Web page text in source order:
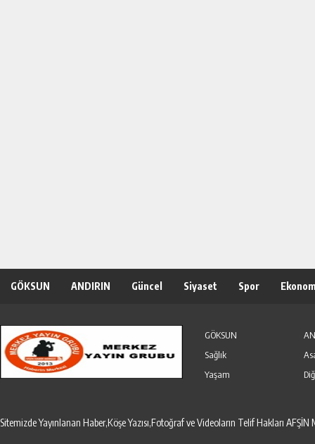
GÖKSUN ANDIRIN Güncel Siyaset Spor
GÖKSUN
Sağlık
Yaşam
Sitemizde Yayınlanan Haber,Köşe Yazısı,Fotoğraf ve Videoların Telif Hakları